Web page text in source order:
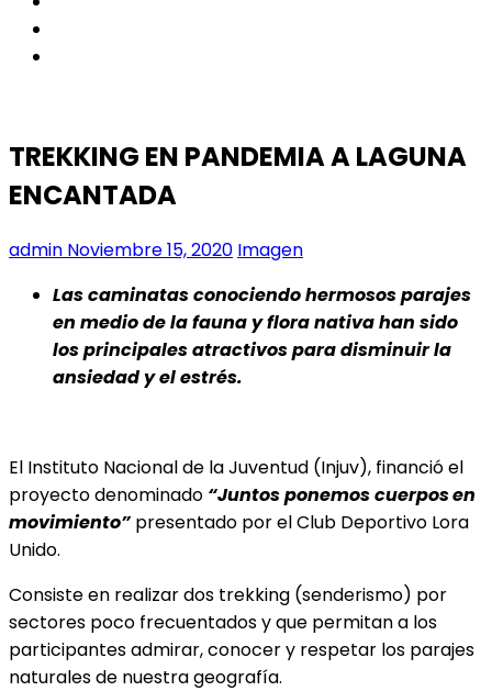
TREKKING EN PANDEMIA A LAGUNA
ENCANTADA
admin Noviembre 15, 2020 Imagen
Las caminatas conociendo hermosos parajes
en medio de la fauna y flora nativa han sido
los principales atractivos para disminuir la
ansiedad y el estrés.
El Instituto Nacional de la Juventud (Injuv), financió el
proyecto denominado “Juntos ponemos cuerposen
movimiento”presentado por el Club Deportivo Lora
Unido.
Consiste en realizar dos trekking (senderismo) por
sectores poco frecuentados y que permitan a los
participantes admirar, conocer y respetar los parajes
naturales de nuestra geografía.